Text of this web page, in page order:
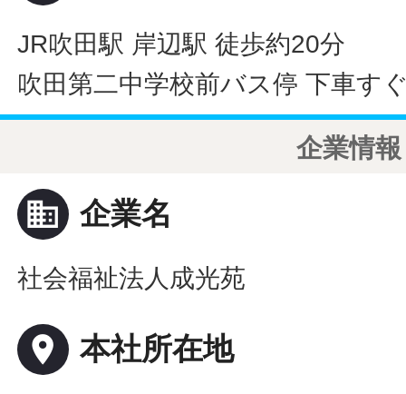
JR吹田駅 岸辺駅 徒歩約20分
吹田第二中学校前バス停 下車す
企業情報
business 企業名
社会福祉法人成光苑
place 本社所在地